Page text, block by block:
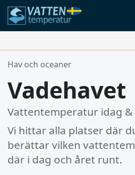
Dina Favoritplatser:
Hav och oceaner
Vadehavet
Vattentemperatur idag &
Vi hittar alla platser där
berättar vilken
där i dag och året runt.